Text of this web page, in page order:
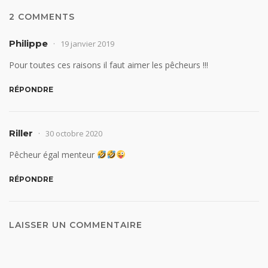
2 COMMENTS
Philippe 19 janvier 2019
Pour toutes ces raisons il faut aimer les pêcheurs !!!
RÉPONDRE
Riller 30 octobre 2020
Pêcheur égal menteur
RÉPONDRE
LAISSER UN COMMENTAIRE